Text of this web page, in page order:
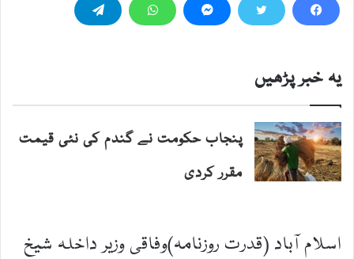
یہ خبر پڑھیں
پنجاب حکومت نے گندم کی نئی قیمت
مقرر کردی
اسلام آباد (قدرت روزنامہ)وفاقی وزیر داخلہ شیخ